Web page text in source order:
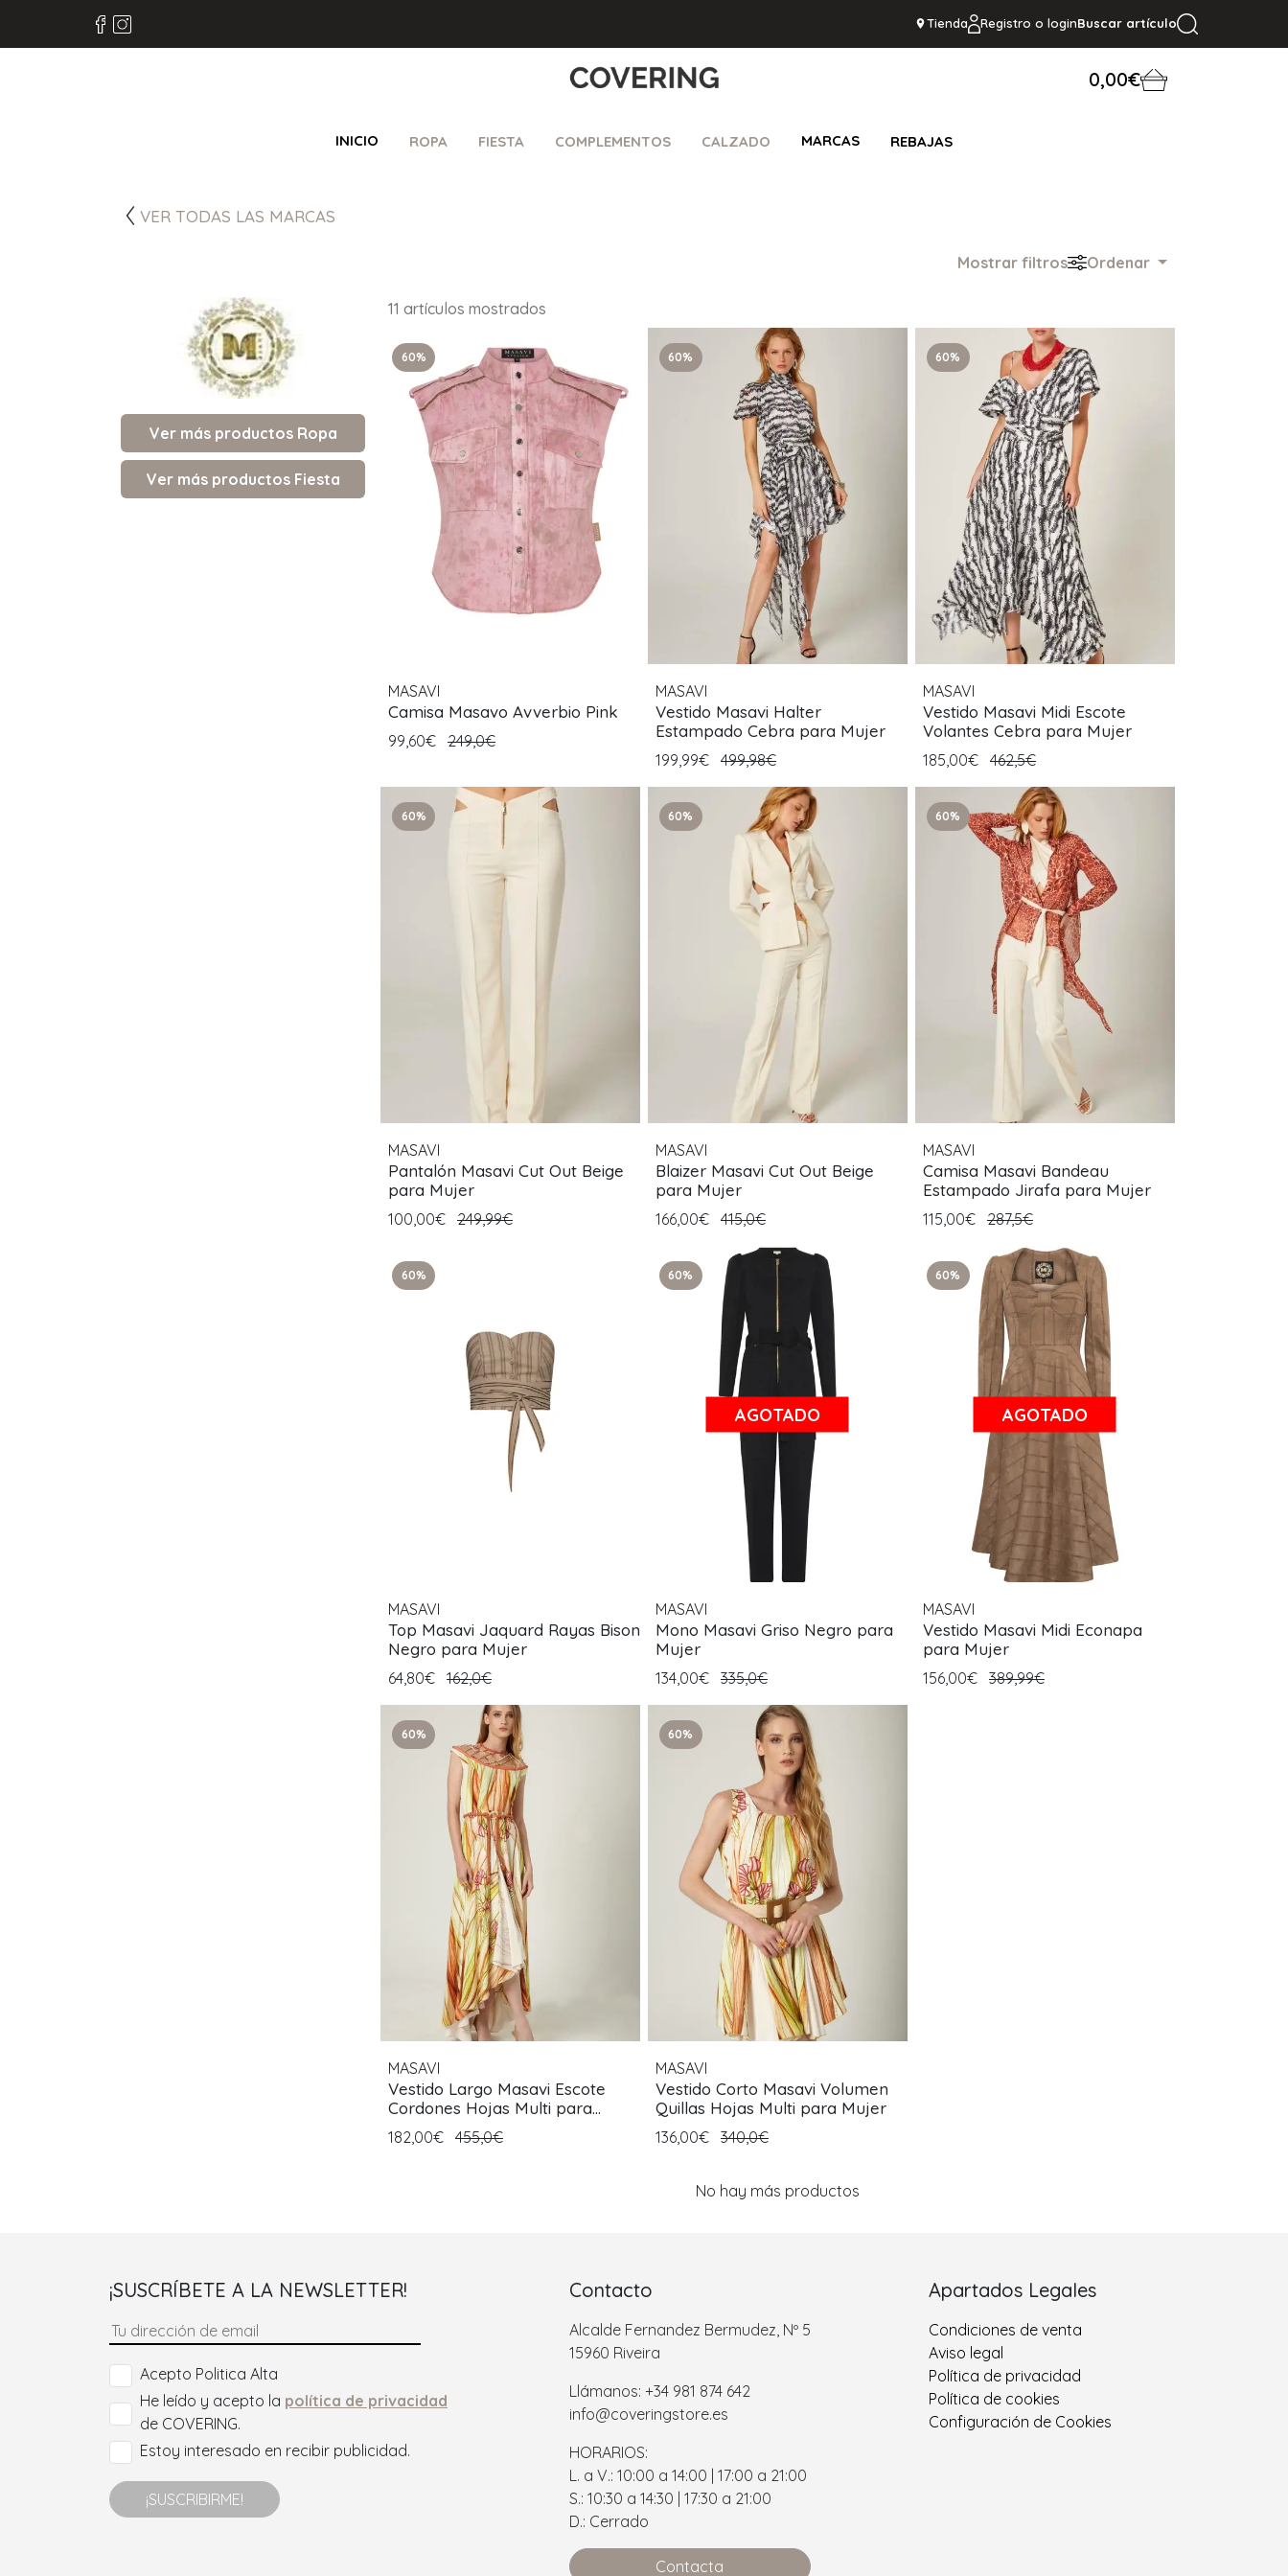
Tienda Registro o loginBuscar artículo
0,00€
INICIO ROPA FIESTA COMPLEMENTOS CALZADO MARCAS REBAJAS
VER TODAS LAS MARCAS
Mostrar filtros Ordenar
Ver más productos Ropa
Ver más productos Fiesta
11 artículos mostrados
60%
MASAVI
Camisa Masavo Avverbio Pink
99,60€ 249,0€
60%
MASAVI
Vestido Masavi Halter
Estampado Cebra para Mujer
199,99€ 499,98€
60%
MASAVI
Vestido Masavi Midi Escote
Volantes Cebra para Mujer
185,00€ 462,5€
60%
MASAVI
Pantalón Masavi Cut Out Beige
para Mujer
100,00€ 249,99€
60%
MASAVI
Blaizer Masavi Cut Out Beige
para Mujer
166,00€ 415,0€
60%
MASAVI
Camisa Masavi Bandeau
Estampado Jirafa para Mujer
115,00€ 287,5€
60%
MASAVI
Top Masavi Jaquard Rayas Bison
Negro para Mujer
64,80€ 162,0€
60%
AGOTADO
MASAVI
Mono Masavi Griso Negro para
Mujer
134,00€ 335,0€
60%
AGOTADO
MASAVI
Vestido Masavi Midi Econapa
para Mujer
156,00€ 389,99€
60%
MASAVI
Vestido Largo Masavi Escote
Cordones Hojas Multi para
Mujer
182,00€ 455,0€
60%
MASAVI
Vestido Corto Masavi Volumen
Quillas Hojas Multi para Mujer
136,00€ 340,0€
No hay más productos
¡SUSCRÍBETE A LA NEWSLETTER!
Acepto Politica Alta
He leído y acepto la política de privacidad
de COVERING.
Estoy interesado en recibir publicidad.
¡SUSCRIBIRME!
Contacto
Alcalde Fernandez Bermudez, Nº 5
15960 Riveira
Llámanos: +34 981 874 642
info@coveringstore.es
HORARIOS:
L. a V.: 10:00 a 14:00 | 17:00 a 21:00
S.: 10:30 a 14:30 | 17:30 a 21:00
D.: Cerrado
Contacta
Apartados Legales
Condiciones de venta
Aviso legal
Política de privacidad
Política de cookies
Configuración de Cookies